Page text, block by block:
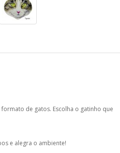
de gatos. Escolha o gatinho que
e alegra o ambiente!